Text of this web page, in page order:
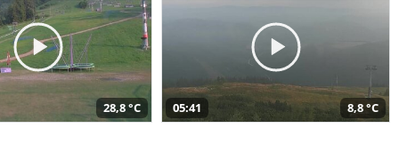
28,8 °C 05:41 8,8 °C